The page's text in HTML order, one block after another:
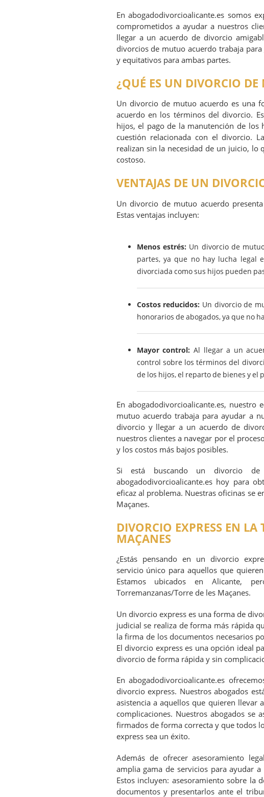
En abogadodivorcioalicante.es somos
comprometidos a ayudar a nuestros
llegar a un acuerdo de divorcio
divorcios de mutuo acuerdo trabaja
y equitativos para ambas partes.
¿QUÉ ES UN DIVORCIO
Un divorcio de mutuo acuerdo es una
acuerdo en los términos del divorcio.
hijos, el pago de la manutención de los
cuestión relacionada con el divorcio.
realizan sin la necesidad de un juicio, lo
costoso.
VENTAJAS DE UN
Un divorcio de mutuo acuerdo
Estas ventajas incluyen:
Menos estrés: Un divorcio de
partes, ya que no hay lucha legal
divorciada como sus hijos pueden
Costos reducidos: Un divorcio de
honorarios de abogados, ya que no
Mayor control: Al llegar a un
control sobre los términos del
de los hijos, el reparto de bienes y el
En abogadodivorcioalicante.es, nuestro
mutuo acuerdo trabaja para ayudar a
divorcio y llegar a un acuerdo de
nuestros clientes a navegar por el
y los costos más bajos posibles.
Si está buscando un divorcio de
abogadodivorcioalicante.es hoy para
eficaz al problema. Nuestras oficinas se
Maçanes.
DIVORCIO EXPRESS EN
MAÇANES
¿Estás pensando en un divorcio
servicio único para aquellos que
Estamos ubicados en Alicante,
Torremanzanas/Torre de les Maçanes.
Un divorcio express es una forma de
judicial se realiza de forma más rápida
la firma de los documentos necesarios
El divorcio express es una opción ideal
divorcio de forma rápida y sin
En abogadodivorcioalicante.es
divorcio express. Nuestros abogados
asistencia a aquellos que quieren llevar
complicaciones. Nuestros abogados se
firmados de forma correcta y que todos
express sea un éxito.
Además de ofrecer asesoramiento
amplia gama de servicios para ayudar
Estos incluyen: asesoramiento sobre la
documentos y presentarlos ante el